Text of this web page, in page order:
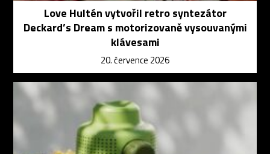
Love Hultén vytvořil retro syntezátor
Deckard’s Dream s motorizovaně vysouvanými
klávesami
20. července 2026